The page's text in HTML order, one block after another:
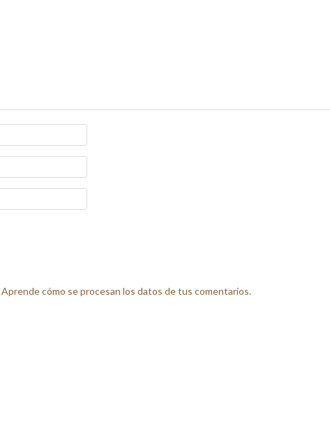
Aprende cómo se procesan los datos de tus comentarios.